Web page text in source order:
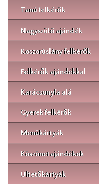
Tanú felkérők
Nagyszülő ajándék
Koszorúslány felkérők
Felkérők ajándékkal
Karácsonyfa alá
Gyerek felkérők
Menükártyák
Köszönetajándékok
Ültetőkártyák